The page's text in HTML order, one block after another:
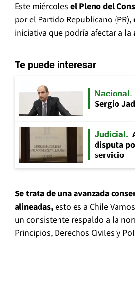
Este miércoles el Pleno del
por el Partido Republicano (PR),
iniciativa que podría afectar a la
Te puede interesar
Nacional
Sergio
Judicial
disputa
servicio
Se trata de una avanzada
alineadas,esto es a Chile
un consistente respaldo a la
Principios, Derechos Civiles y